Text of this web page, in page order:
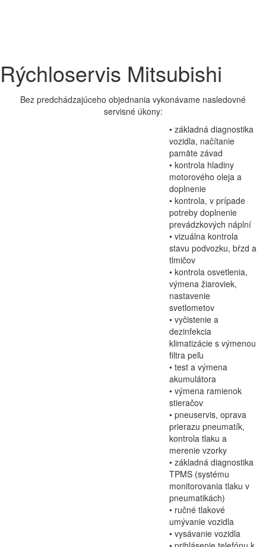
Rýchloservis Mitsubishi
Bez predchádzajúceho objednania vykonávame nasledovné
servisné úkony:
• základná diagnostika
vozidla, načítanie
pamäte závad
• kontrola hladiny
motorového oleja a
doplnenie
• kontrola, v prípade
potreby doplnenie
prevádzkových náplní
• vizuálna kontrola
stavu podvozku, bŕzd a
tlmičov
• kontrola osvetlenia,
výmena žiaroviek,
nastavenie
svetlometov
• vyčistenie a
dezinfekcia
klimatizácie s výmenou
filtra peľu
• test a výmena
akumulátora
• výmena ramienok
stieračov
• pneuservis, oprava
prierazu pneumatík,
kontrola tlaku a
merenie vzorky
• základná diagnostika
TPMS (systému
monitorovania tlaku v
pneumatikách)
• ručné tlakové
umývanie vozidla
• vysávanie vozidla